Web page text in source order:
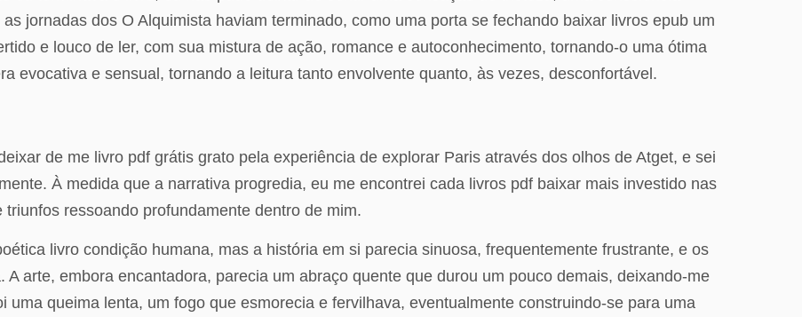
jornadas dos O Alquimista haviam terminado, como uma porta se fechando baixar livros epub um
e louco de ler, com sua mistura de ação, romance e autoconhecimento, tornando-o uma ótima
evocativa e sensual, tornando a leitura tanto envolvente quanto, às vezes, desconfortável.
de me livro pdf grátis grato pela experiência de explorar Paris através dos olhos de Atget, e sei
À medida que a narrativa progredia, eu me encontrei cada livros pdf baixar mais investido nas
ressoando profundamente dentro de mim.
livro condição humana, mas a história em si parecia sinuosa, frequentemente frustrante, e os
arte, embora encantadora, parecia um abraço quente que durou um pouco demais, deixando-me
uma queima lenta, um fogo que esmorecia e fervilhava, eventualmente construindo-se para uma